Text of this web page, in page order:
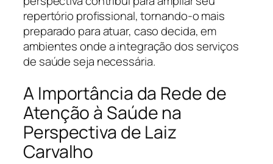
repertório profissional, tornando-o mais
preparado para atuar, caso decida, em
ambientes onde a integração dos serviços
de saúde seja necessária.
A Importância da Rede de
Atenção à Saúde na
Perspectiva de Laiz
Carvalho